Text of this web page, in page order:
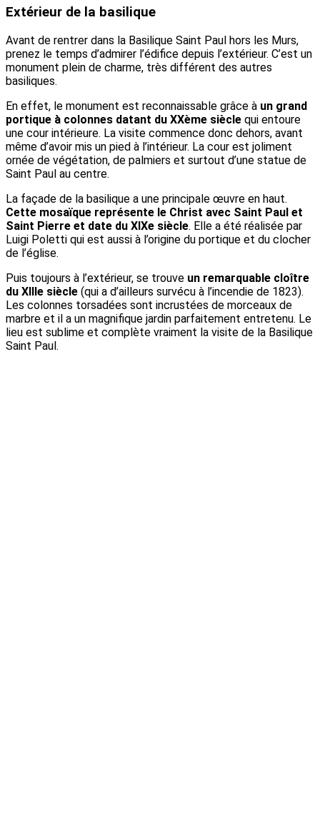
Extérieur de la basilique
Avant de rentrer dans la Basilique Saint Paul hors les Murs,
prenez le temps d’admirer l’édifice depuis l’extérieur. C’est un
monument plein de charme, très différent des autres
basiliques.
En effet, le monument est reconnaissable grâce à un grand
portique à colonnes datant du XXème siècle qui entoure
une cour intérieure. La visite commence donc dehors, avant
même d’avoir mis un pied à l’intérieur. La cour est joliment
ornée de végétation, de palmiers et surtout d’une statue de
Saint Paul au centre.
La façade de la basilique a une principale œuvre en haut.
Cette mosaïque représente le Christ avec Saint Paul et
Saint Pierre et date du XIXe siècle. Elle a été réalisée par
Luigi Poletti qui est aussi à l’origine du portique et du clocher
de l’église.
Puis toujours à l’extérieur, se trouve un remarquable cloître
du XIIIe siècle (qui a d’ailleurs survécu à l’incendie de 1823).
Les colonnes torsadées sont incrustées de morceaux de
marbre et il a un magnifique jardin parfaitement entretenu. Le
lieu est sublime et complète vraiment la visite de la Basilique
Saint Paul.